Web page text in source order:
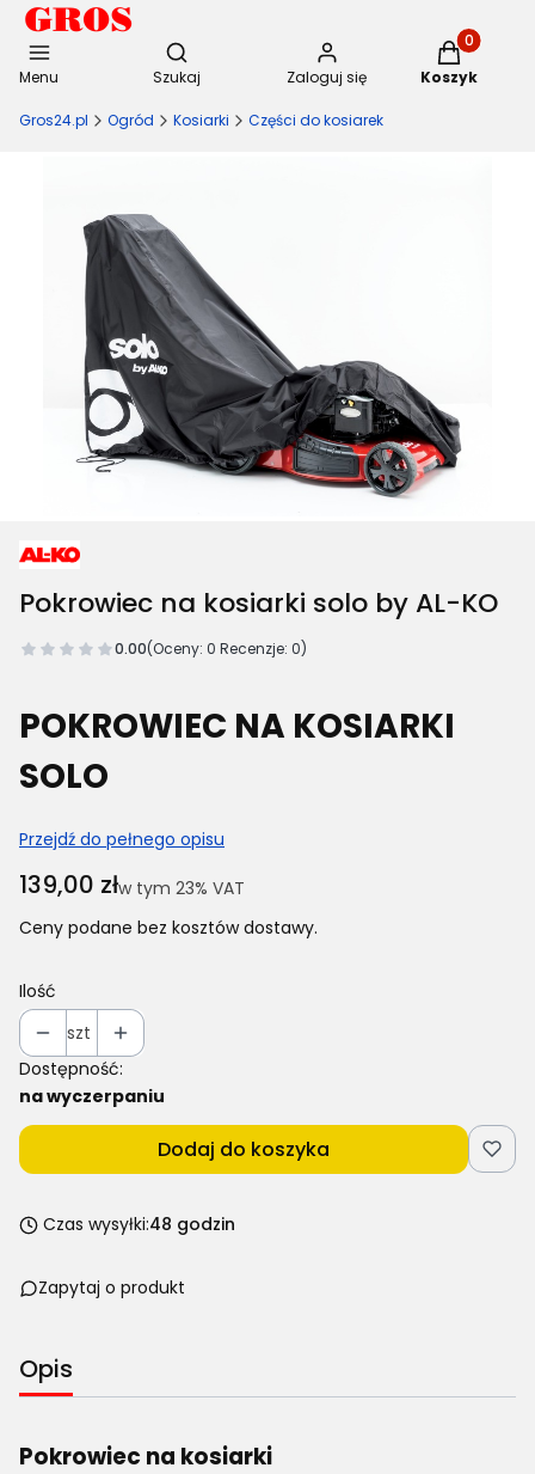
Menu
Otwórz wyszukiwarkę
Szukaj Zaloguj się
Produkty
Koszyk
Gros24.pl Ogród Kosiarki Części do kosiarek
Pokrowiec na kosiarki solo by AL-KO
0.00(Oceny: 0 Recenzje: 0)
POKROWIEC NA KOSIARKI
SOLO
Przejdź do pełnego opisu
Cena
139,00 złw tym 23% VAT
w tym 23% VAT
Ceny podane bez kosztów dostawy.
Ilość
szt
Dostępność:
na wyczerpaniu
Dodaj do koszyka
Czas wysyłki:48 godzin
Zapytaj o produkt
Opis
Pokrowiec na kosiarki